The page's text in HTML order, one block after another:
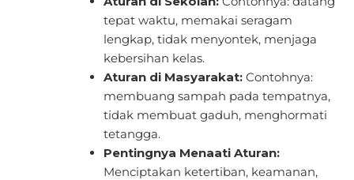
tepat waktu, memakai seragam
lengkap, tidak menyontek, menjaga
kebersihan kelas.
Aturan di Masyarakat:Contohnya:
membuang sampah pada tempatnya,
tidak membuat gaduh, menghormati
tetangga.
Pentingnya Menaati Aturan:
Menciptakan ketertiban, keamanan,